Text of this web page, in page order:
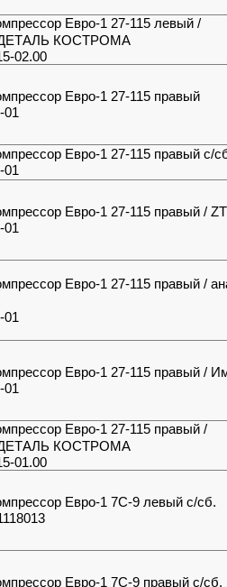
Евро-1 27-115 левый /
КОСТРОМА
02.00
Евро-1 27-115 правый
01
Евро-1 27-115 правый с/
01
Евро-1 27-115 правый /
01
Евро-1 27-115 правый /
01
Евро-1 27-115 правый /
01
Евро-1 27-115 правый /
КОСТРОМА
01.00
Евро-1 7С-9 левый с/сб.
Евро-1 7С-9 правый с/сб.